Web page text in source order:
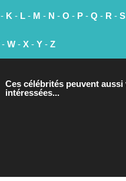
- K - L - M - N - O - P - Q - R - S
- W - X - Y - Z
Ces célébrités peuvent aussi
intéressées...